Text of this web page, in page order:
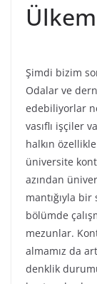
Şimdi bizim
Odalar ve
edebiliyorlar
vasıflı işçiler
halkın
üniversite
azından
mantığıyla
bölümde
mezunlar.
almamız da
denklik